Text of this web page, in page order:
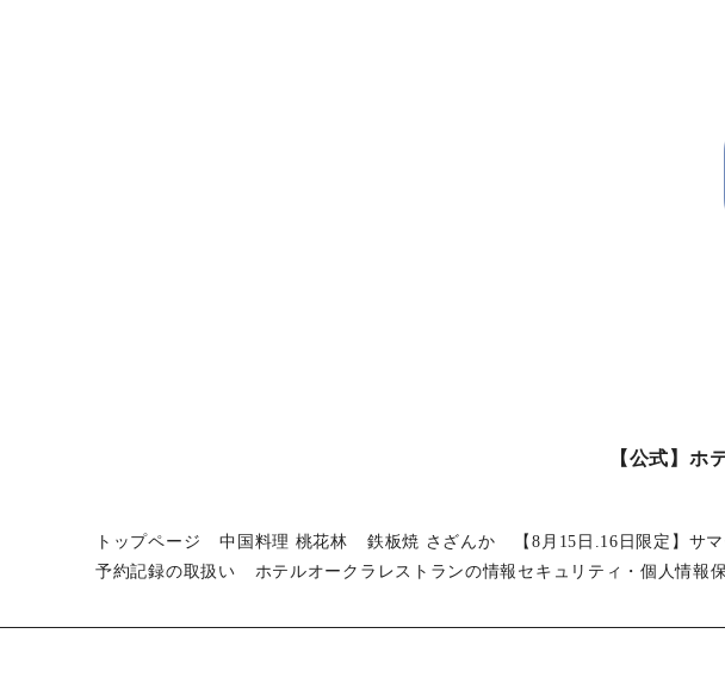
【公式】ホ
トップページ 中国料理 桃花林 鉄板焼 さざんか 【8月15日.16日限定】サ
予約記録の取扱い
ホテルオークラレストランの情報セキュリティ・個人情報